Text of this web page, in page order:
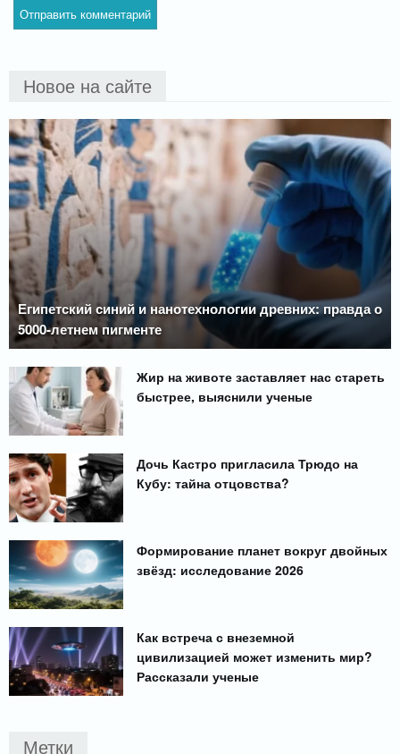
Новое на сайте
Египетский синий и нанотехнологии древних: правда о
5000-летнем пигменте
Жир на животе заставляет нас стареть
быстрее, выяснили ученые
Дочь Кастро пригласила Трюдо на
Кубу: тайна отцовства?
Формирование планет вокруг двойных
звёзд: исследование 2026
Как встреча с внеземной
цивилизацией может изменить мир?
Рассказали ученые
Метки